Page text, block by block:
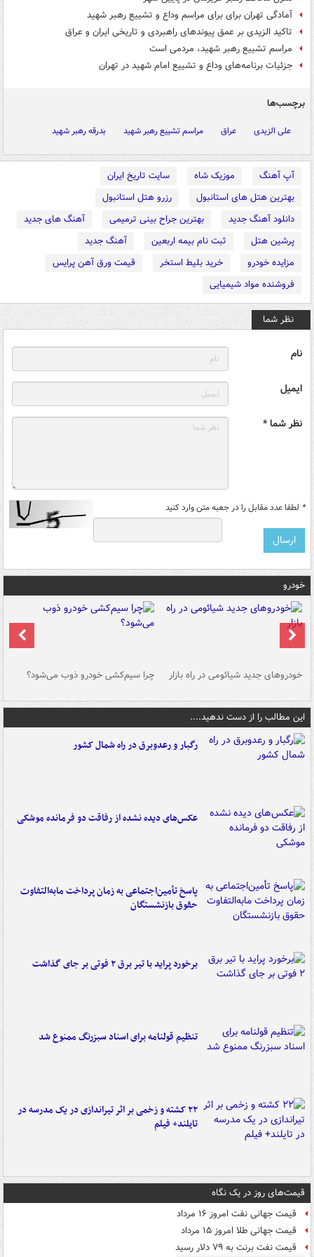
آمادگی تهران برای برای مراسم وداع و تشییع رهبر شهید
تاکید الزیدی بر عمق پیوندهای راهبردی و تاریخی ایران و عراق
مراسم تشییع رهبر شهید، مردمی است
جزئیات برنامه‌های وداع و تشییع امام شهید در تهران
برچسب‌ها
علی الزیدی عراق مراسم تشییع رهبر شهید بدرقه رهبر شهید
آپ آهنگ موزیک شاه
سایت تاریخ ایران
بهترین هتل های استانبول
رزرو هتل استانبول
دانلود آهنگ جدید
بهترین جراح بینی ترمیمی
آهنگ های جدید
پرشین هتل
ثبت نام بیمه اربعین
آهنگ جدید
مزایده خودرو
خرید بلیط استخر
قیمت ورق آهن پرایس
فروشنده مواد شیمیایی
نظر شما
نام
ایمیل
نظر شما *
* لطفا عدد مقابل را در جعبه متن وارد کنید
خودرو
خودروهای جدید شیائومی در راه بازار چرا سیم‌کشی خودرو ذوب می‌شود؟
این مطالب را از دست ندهید....
رگبار و رعدوبرق در راه شمال کشور
عکس‌های دیده نشده از رفاقت دو فرمانده‌ موشکی
پاسخ تأمین‌اجتماعی به زمان پرداخت مابه‌التفاوت
حقوق بازنشستگان
برخورد پراید با تیر برق ۲ فوتی بر جای گذاشت
تنظیم قولنامه برای اسناد سبزرنگ ممنوع شد
۲۲ کشته و زخمی بر اثر تیراندازی در یک مدرسه در
تایلند+ فیلم
قیمت‌های روز در یک نگاه
قیمت جهانی نفت امروز ۱۶ مرداد
قیمت جهانی طلا امروز ۱۵ مرداد
قیمت نفت برنت به ۷۹ دلار رسید